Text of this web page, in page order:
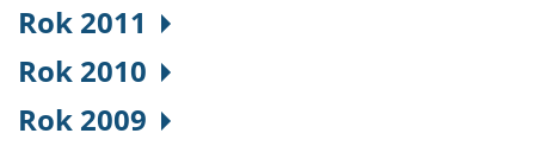
Rok 2011
Rok 2010
Rok 2009